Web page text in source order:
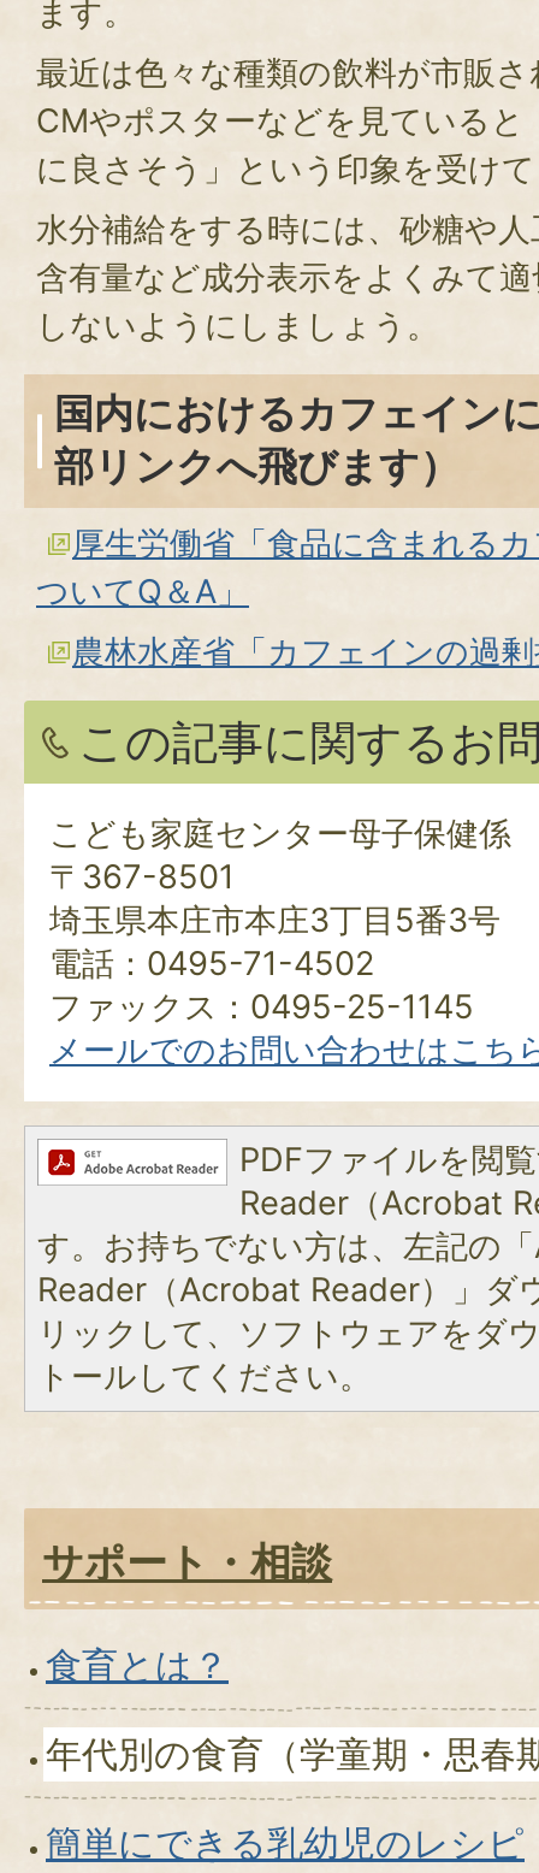
ます。
最近は色々な種類の飲料が市販
CMやポスターなどを見ていると
に良さそう」という印象を受け
水分補給をする時には、砂糖や
含有量など成分表示をよくみて
しないようにしましょう。
国内におけるカフェイン
部リンクへ飛びます）
厚生労働省「食品に含まれる
ついてQ＆A」
農林水産省「カフェインの過
この記事に関するお
こども家庭センター母子保健係
〒367-8501
埼玉県本庄市本庄3丁目5番3号
電話：0495-71-4502
ファックス：0495-25-1145
メールでのお問い合わせはこち
PDFファイルを閲
Reader（Acrobat
す。お持ちでない方は、左記の
Reader（Acrobat Reader）」ダ
リックして、ソフトウェアをダ
トールしてください。
サポート・相談
食育とは？
年代別の食育（学童期・思春
簡単にできる乳幼児のレシピ